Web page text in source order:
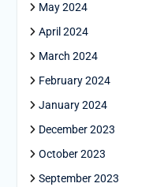
May 2024
April 2024
March 2024
February 2024
January 2024
December 2023
October 2023
September 2023